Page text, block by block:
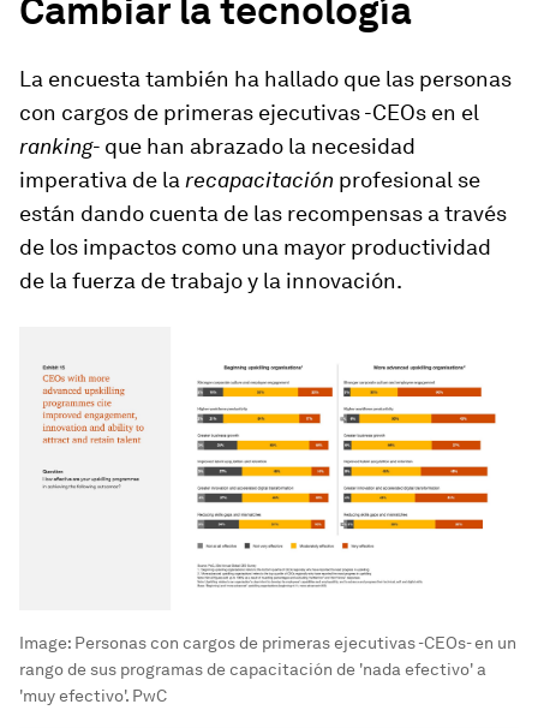
Cambiar la tecnología
La encuesta también ha hallado que las personas
con cargos de primeras ejecutivas -CEOs en el
ranking- que han abrazado la necesidad
imperativa de la recapacitación profesional se
están dando cuenta de las recompensas a través
de los impactos como una mayor productividad
de la fuerza de trabajo y la innovación.
Image: Personas con cargos de primeras ejecutivas -CEOs- en un
rango de sus programas de capacitación de 'nada efectivo' a
'muy efectivo'. PwC